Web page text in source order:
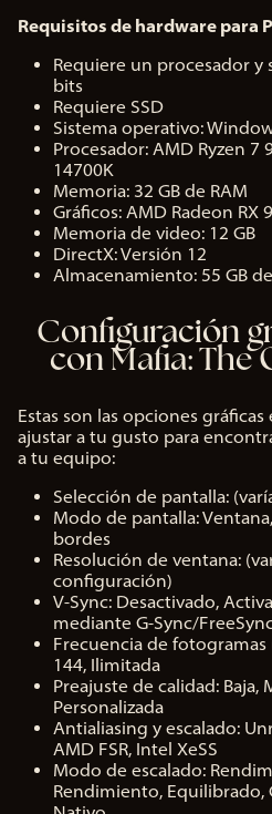
Requisitos de hardware para
Requiere un procesador y
bits
Requiere SSD
Sistema operativo:
Procesador: AMD Ryzen 7
14700K
Memoria: 32 GB de RAM
Gráficos: AMD Radeon RX
Memoria de video: 12 GB
DirectX: Versión 12
Almacenamiento: 55 GB
Configuración
con Mafia: The
Estas son las opciones
ajustar a tu gusto para
a tu equipo:
Selección de pantalla:
Modo de pantalla:
bordes
Resolución de ventana:
configuración)
V-Sync: Desactivado,
mediante G-Sync/
Frecuencia de fotogramas
144, Ilimitada
Preajuste de calidad: Baja,
Personalizada
Antialiasing y escalado:
AMD FSR, Intel XeSS
Modo de escalado:
Rendimiento, Equilibrado,